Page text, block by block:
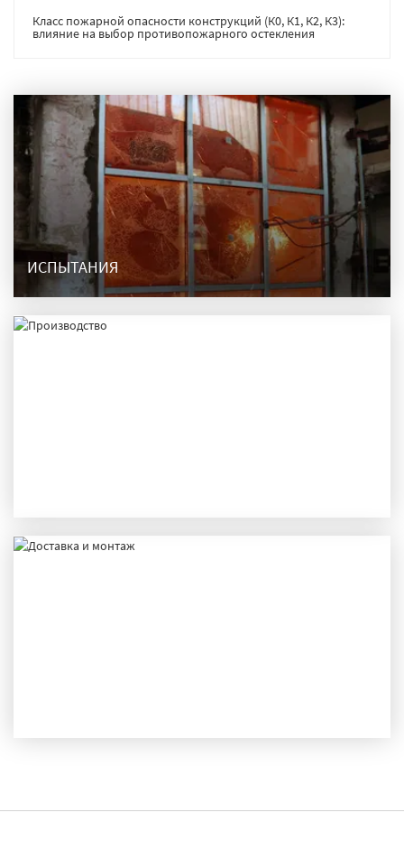
Класс пожарной опасности конструкций (К0, К1, К2, К3):
влияние на выбор противопожарного остекления
ИСПЫТАНИЯ